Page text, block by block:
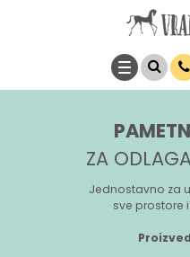
ZA
Jednostavno za
sve prostore